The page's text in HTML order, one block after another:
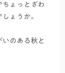
ちょっとざわ
ょうか。
のある秋と